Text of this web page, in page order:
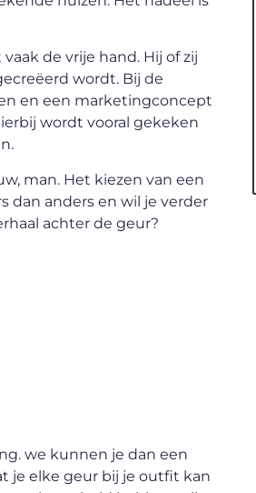
de vrije hand. Hij of zij
wordt. Bij de
en een marketingconcept
wordt vooral gekeken
man. Het kiezen van een
dan anders en wil je verder
achter de geur?
we kunnen je dan een
je elke geur bij je outfit kan